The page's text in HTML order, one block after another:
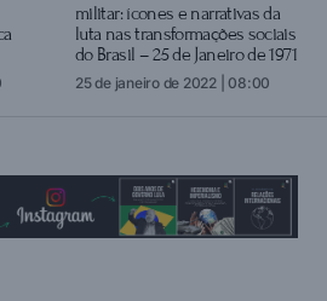
militar: ícones e narrativas da
luta nas transformações sociais
do Brasil – 25 de Janeiro de 1971
25 de janeiro de 2022 | 08:00